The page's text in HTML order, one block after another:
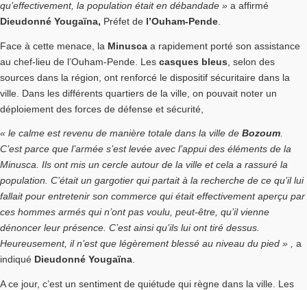
qu’effectivement, la population était en débandade » a affirmé
Dieudonné Yougaïna, Préfet de l’Ouham-Pende
Face à cette menace, la Minusca a rapidement porté son assistance
au chef-lieu de l’Ouham-Pende. Les casques bleus , selon des
sources dans la région, ont renforcé le dispositif sécuritaire dans la
ville. Dans les différents quartiers de la ville, on pouvait noter un
déploiement des forces de défense et sécurité,
« le calme est revenu de manière totale dans la ville de Bozoum
C’est parce que l’armée s’est levée avec l’appui des éléments de la
Minusca. Ils ont mis un cercle autour de la ville et cela a rassuré la
population. C’était un gargotier qui partait à la recherche de ce qu’il lui
fallait pour entretenir son commerce qui était effectivement aperçu par
ces hommes armés qui n’ont pas voulu, peut-être, qu’il vienne
dénoncer leur présence. C’est ainsi qu’ils lui ont tiré dessus.
Heureusement, il n’est que légèrement blessé au niveau du pied » , a
indiqué Dieudonné Yougaïna
A ce jour, c’est un sentiment de quiétude qui règne dans la ville. Les